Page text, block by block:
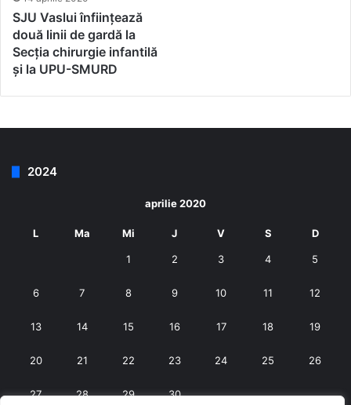
SJU Vaslui înființează
două linii de gardă la
Secția chirurgie infantilă
și la UPU-SMURD
2024
aprilie 2020
L Ma Mi J V S D
1 2 3 4 5
6 7 8 9 10 11 12
13 14 15 16 17 18 19
20 21 22 23 24 25 26
27 28 29 30